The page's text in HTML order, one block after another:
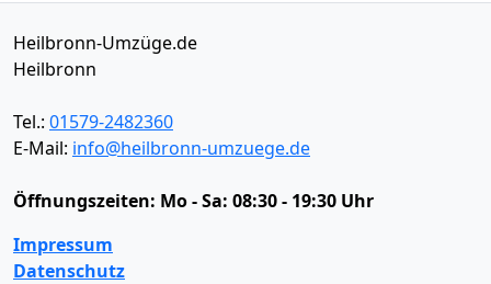
Heilbronn-Umzüge.de
Heilbronn
Tel.: 01579-2482360
E-Mail: info@heilbronn-umzuege.de
Öffnungszeiten: Mo - Sa: 08:30 - 19:30 Uhr
Impressum
Datenschutz